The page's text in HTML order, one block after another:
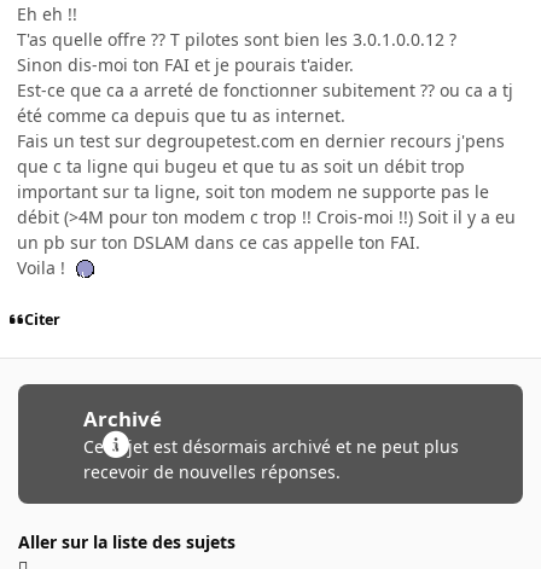
Eh eh !!
T'as quelle offre ?? T pilotes sont bien les 3.0.1.0.0.12 ?
Sinon dis-moi ton FAI et je pourais t'aider.
Est-ce que ca a arreté de fonctionner subitement ?? ou ca a tj
été comme ca depuis que tu as internet.
Fais un test sur degroupetest.com en dernier recours j'pens
que c ta ligne qui bugeu et que tu as soit un débit trop
important sur ta ligne, soit ton modem ne supporte pas le
débit (>4M pour ton modem c trop !! Crois-moi !!) Soit il y a eu
un pb sur ton DSLAM dans ce cas appelle ton FAI.
Voila !
Citer
Archivé
Ce sujet est désormais archivé et ne peut plus
recevoir de nouvelles réponses.
Aller sur la liste des sujets